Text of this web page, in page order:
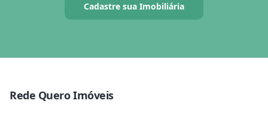
Cadastre sua Imobiliária
Rede Quero Imóveis